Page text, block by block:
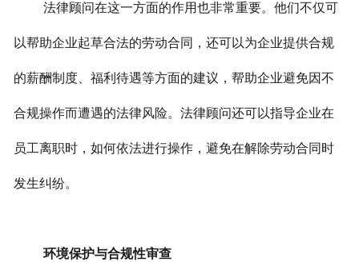
法律顾问在这一方面的作用也非常重要。他们不仅可
以帮助企业起草合法的劳动合同，还可以为企业提供合规
的薪酬制度、福利待遇等方面的建议，帮助企业避免因不
合规操作而遭遇的法律风险。法律顾问还可以指导企业在
员工离职时，如何依法进行操作，避免在解除劳动合同时
发生纠纷。
环境保护与合规性审查